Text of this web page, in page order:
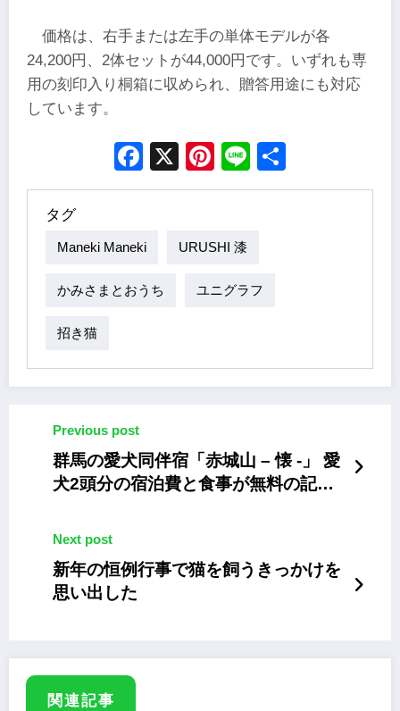
価格は、右手または左手の単体モデルが各
24,200円、2体セットが44,000円です。いずれも専
用の刻印入り桐箱に収められ、贈答用途にも対応
しています。
Facebook
X Pinterest
Line
タグ
Maneki Maneki URUSHI 漆
かみさまとおうち ユニグラフ
招き猫
Previous post
群馬の愛犬同伴宿「赤城山 – 懐 -」 愛
犬2頭分の宿泊費と食事が無料の記念
Next post
新年の恒例行事で猫を飼うきっかけを
思い出した
関連記事